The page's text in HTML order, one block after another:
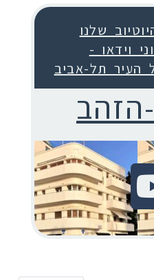
שלנו
וידאו
העיר תל-אביב
הזהב